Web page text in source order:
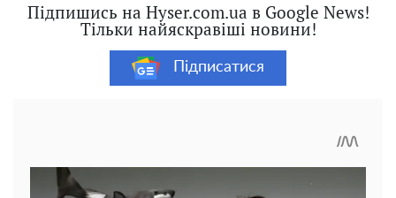
Підпишись на Hyser.com.ua в Google News!
Тільки найяскравіші новини!
Підписатися